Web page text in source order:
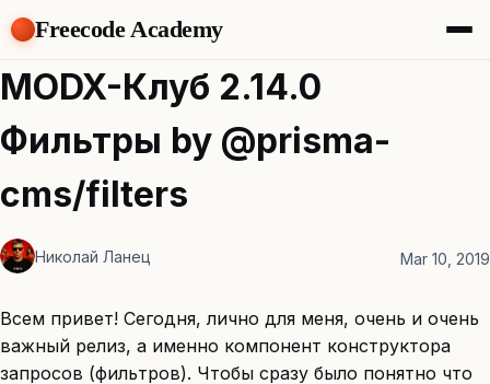
Freecode Academy
About
Members
Teams
Offers
Tasks
Get Access
MODX-Клуб 2.14.0
Фильтры by @prisma-
cms/filters
Николай Ланец Mar 10, 2019
Всем привет! Сегодня, лично для меня, очень и очень
важный релиз, а именно компонент конструктора
запросов (фильтров). Чтобы сразу было понятно что